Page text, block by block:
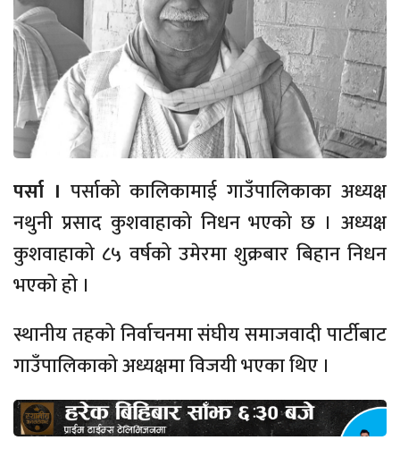
पर्सा । पर्साको कालिकामाई गाउँपालिकाका अध्यक्ष
नथुनी प्रसाद कुशवाहाको निधन भएको छ । अध्यक्ष
कुशवाहाको ८५ वर्षको उमेरमा शुक्रबार बिहान निधन
भएको हो ।
स्थानीय तहको निर्वाचनमा संघीय समाजवादी पार्टीबाट
गाउँपालिकाको अध्यक्षमा विजयी भएका थिए ।